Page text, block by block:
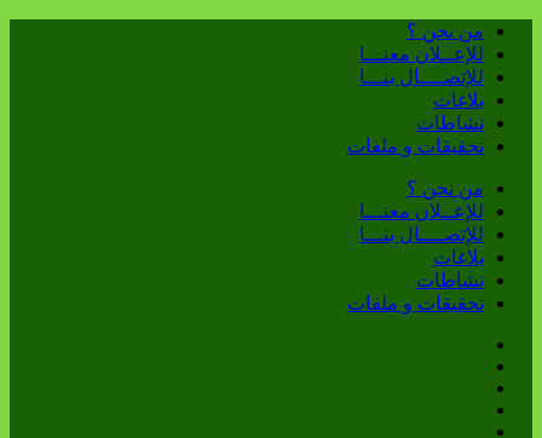
من نحن ؟
للإعــلان معنـــا
للإتصــــال بنـــا
بلاغات
نشاطات
تحقيقات و ملفات
من نحن ؟
للإعــلان معنـــا
للإتصــــال بنـــا
بلاغات
نشاطات
تحقيقات و ملفات